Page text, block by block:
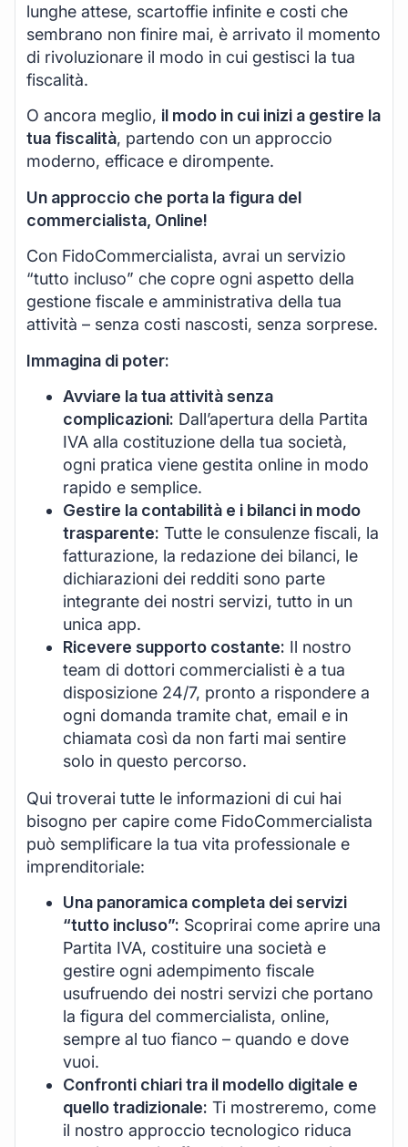
lunghe attese, scartoffie infinite e costi che
sembrano non finire mai, è arrivato il momento
di rivoluzionare il modo in cui gestisci la tua
fiscalità.
O ancora meglio, il modo in cui inizi a gestire la
tua fiscalità, partendo con un approccio
moderno, efficace e dirompente.
Un approccio che porta la figura del
commercialista, Online!
Con FidoCommercialista, avrai un servizio
“tutto incluso” che copre ogni aspetto della
gestione fiscale e amministrativa della tua
attività – senza costi nascosti, senza sorprese.
Immagina di poter:
Avviare la tua attività senza
complicazioni: Dall’apertura della Partita
IVA alla costituzione della tua società,
ogni pratica viene gestita online in modo
rapido e semplice.
Gestire la contabilità e i bilanci in modo
trasparente: Tutte le consulenze fiscali, la
fatturazione, la redazione dei bilanci, le
dichiarazioni dei redditi sono parte
integrante dei nostri servizi, tutto in un
unica app.
Ricevere supporto costante: Il nostro
team di dottori commercialisti è a tua
disposizione 24/7, pronto a rispondere a
ogni domanda tramite chat, email e in
chiamata così da non farti mai sentire
solo in questo percorso.
Qui troverai tutte le informazioni di cui hai
bisogno per capire come FidoCommercialista
può semplificare la tua vita professionale e
imprenditoriale:
Una panoramica completa dei servizi
“tutto incluso”: Scoprirai come aprire una
Partita IVA, costituire una società e
gestire ogni adempimento fiscale
usufruendo dei nostri servizi che portano
la figura del commercialista, online,
sempre al tuo fianco – quando e dove
vuoi.
Confronti chiari tra il modello digitale e
quello tradizionale: Ti mostreremo, come
il nostro approccio tecnologico riduca